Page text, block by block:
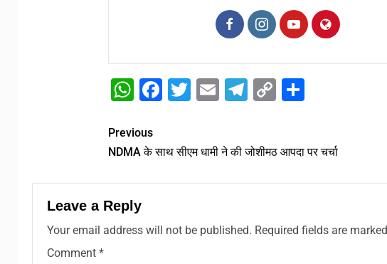
WhatsApp
Facebook
Twitter
EmailTelegram
CopyShare
Previous
NDMA के साथ सीएम धामी ने की जोशीमठ आपदा पर चर्चा
Leave a Reply
Your email address will not be published. Required fields are marked
Comment *